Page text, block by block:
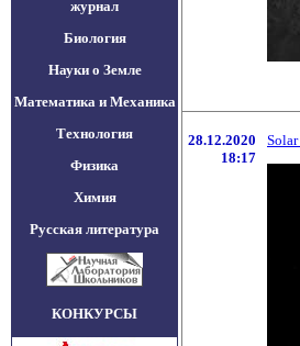
журнал
Биология
Науки о Земле
Математика и Механика
Технология
Физика
Химия
Русская литература
КОНКУРСЫ
28.12.2020
18:17